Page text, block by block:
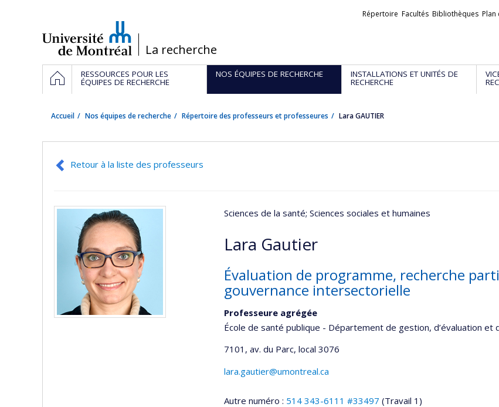
/La recherche
Liens
Répertoire Facultés Bibliothèques Plan
Navigation
principale
ACCUEILRESSOURCES POUR LES
ÉQUIPES DE RECHERCHE
NOS ÉQUIPES DE RECHERCHE INSTALLATIONS ET UNITÉS DE
RECHERCHE
Accueil Nos équipes de recherche Répertoire des professeurs et professeures Lara GAUTIER
Retour à la liste des professeurs
Sciences de la santé; Sciences sociales et humaines
Lara Gautier
Évaluation de programme, recherche
gouvernance intersectorielle
Professeure agrégée
École de santé publique - Département de gestion, d’évaluation et
7101, av. du Parc, local 3076
lara.gautier@umontreal.ca
Autre numéro : 514 343-6111 #33497 (Travail 1)